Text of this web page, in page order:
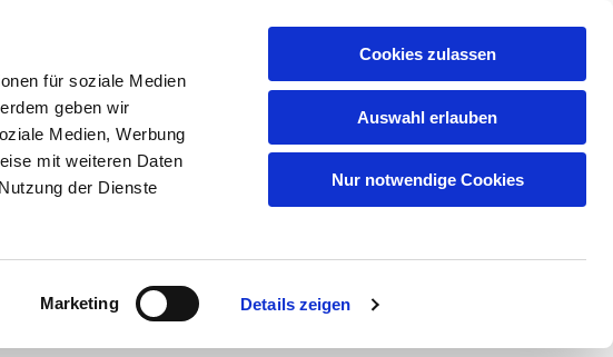
für soziale Medien
geben wir
Medien, Werbung
mit weiteren Daten
der Dienste
Marketing Details zeigen
Cookies zulassen
Auswahl erlauben
Nur notwendige Cookies
Gottesdienste & Veranstaltungen Service